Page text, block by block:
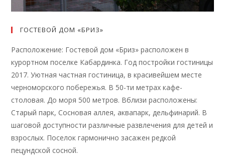
ГОСТЕВОЙ ДОМ «БРИЗ»
Расположение: Гостевой дом «Бриз» расположен в
курортном поселке Кабардинка. Год постройки гостиницы
2017. Уютная частная гостиница, в красивейшем месте
черноморского побережья. В 50-ти метрах кафе-
столовая. До моря 500 метров. Вблизи расположены:
Старый парк, Сосновая аллея, аквапарк, дельфинарий. В
шаговой доступности различные развлечения для детей и
взрослых. Поселок гармонично засажен редкой
пецундской сосной.